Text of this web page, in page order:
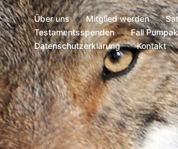
Über uns Mitglied werden
Testamentsspenden
Fall Pumpak
Datenschutzerklärung
Kontakt